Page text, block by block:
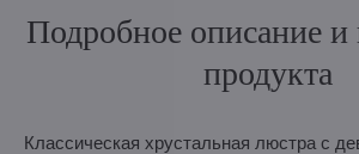
Подробное описание
продукта
Классическая хрустальная люстра с